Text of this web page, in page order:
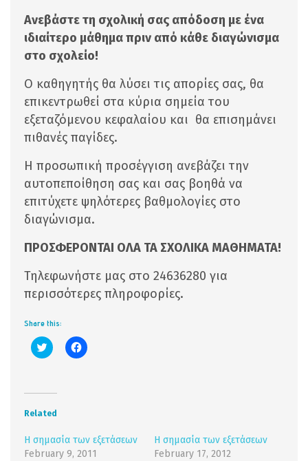
Aνεβάστε τη σχολική σας απόδοση με ένα
ιδιαίτερο μάθημα πριν από κάθε διαγώνισμα
στο σχολείο!
Ο καθηγητής θα λύσει τις απορίες σας, θα
επικεντρωθεί στα κύρια σημεία του
εξεταζόμενου κεφαλαίου και θα επισημάνει
πιθανές παγίδες.
Η προσωπική προσέγγιση ανεβάζει την
αυτοπεποίθηση σας και σας βοηθά να
επιτύχετε ψηλότερες βαθμολογίες στο
διαγώνισμα.
ΠΡΟΣΦΕΡONΤΑΙ ΟΛΑ ΤΑ ΣΧΟΛΙΚΑ ΜΑΘΗΜΑΤΑ!
Τηλεφωνήστε μας στο 24636280 για
περισσότερες πληροφορίες.
Share this:
Click
to
(Opens
new
window)
Click
to
Related
Η σημασία των εξετάσεων
February 9, 2011
Η σημασία των εξετάσεων
February 17, 2012